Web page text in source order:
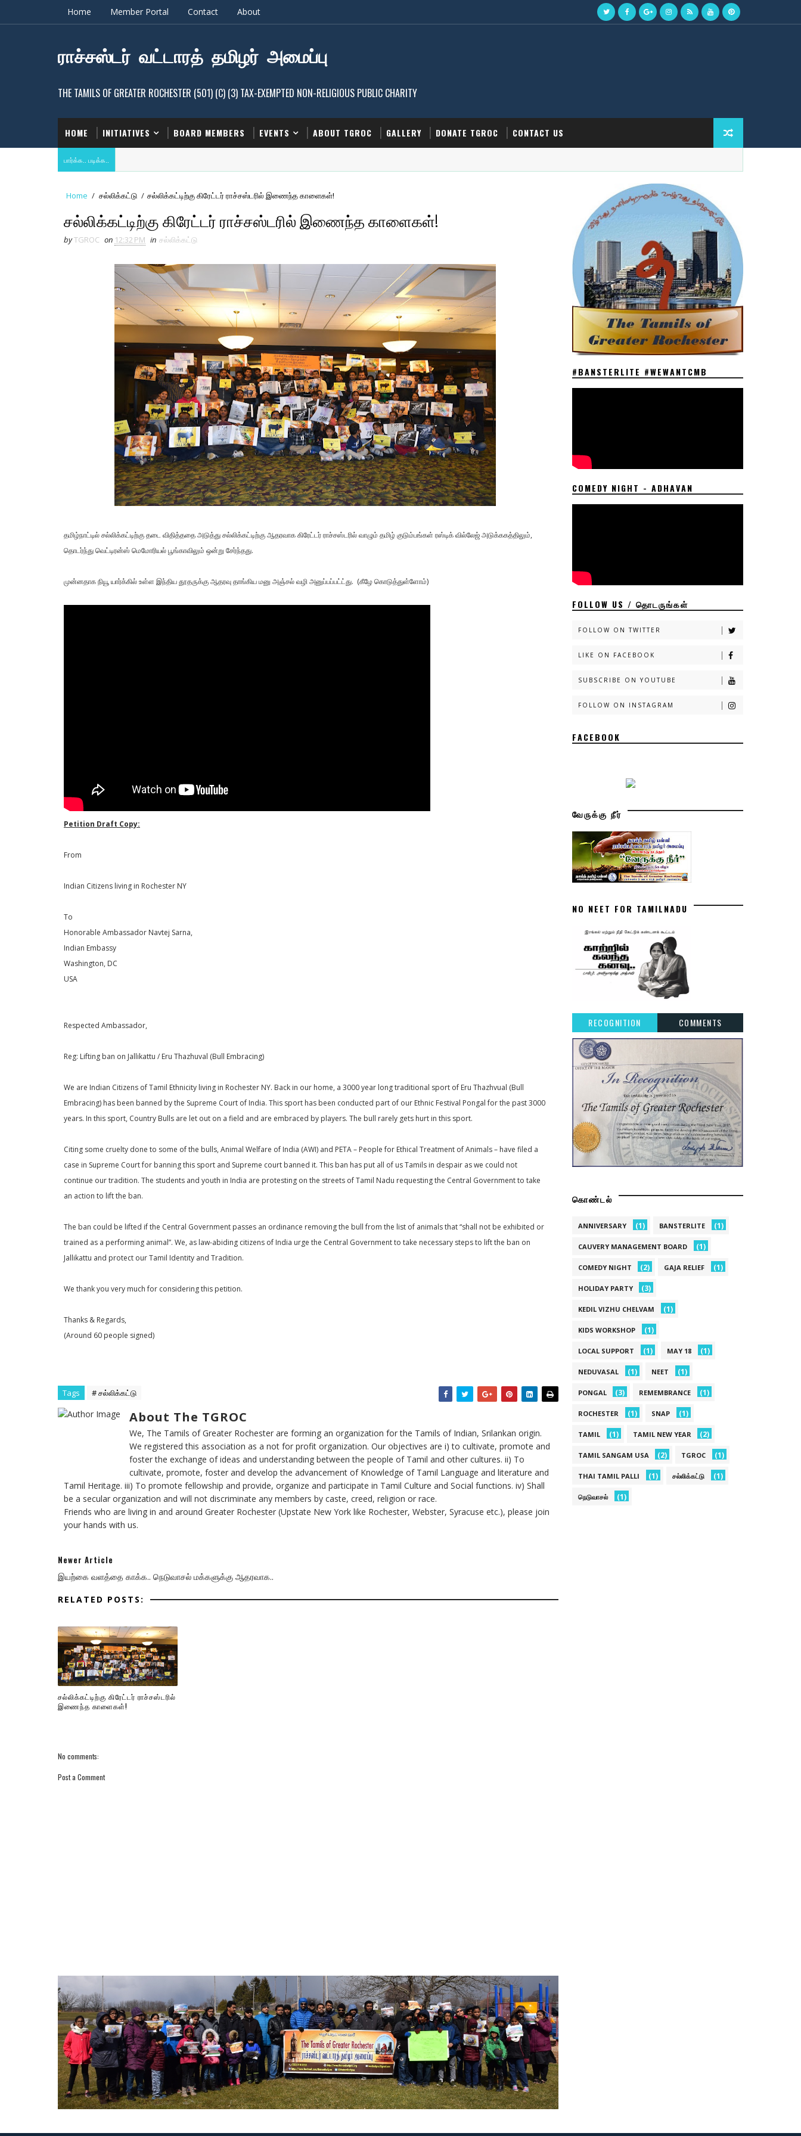
Home Member Portal Contact About
ராச்சஸ்டர் வட்டாரத் தமிழர் அமைப்பு
THE TAMILS OF GREATER ROCHESTER (501) (C) (3) TAX-EXEMPTED NON-RELIGIOUS PUBLIC CHARITY
HOME INITIATIVES BOARD MEMBERS EVENTS ABOUT TGROC GALLERY DONATE TGROC CONTACT US
பார்க்க.. படிக்க..
Home / சல்லிக்கட்டு / சல்லிக்கட்டிற்கு கிரேட்டர் ராச்சஸ்டரில் இணைந்த காளைகள்!
சல்லிக்கட்டிற்கு கிரேட்டர் ராச்சஸ்டரில் இணைந்த காளைகள்!
byTGROC on 12:32 PM in சல்லிக்கட்டு
தமிழ்நாட்டில் சல்லிக்கட்டிற்கு தடை விதித்ததை அடுத்து சல்லிக்கட்டிற்கு ஆதரவாக கிரேட்டர் ராச்சஸ்டரில் வாழும் தமிழ் குடும்பங்கள் ரஸ்டிக் வில்லேஜ் அடுக்ககத்திலும்,
தொடர்ந்து வெட்டிரன்ஸ் மெமோரியல் பூங்காவிலும் ஒன்று சேர்ந்தது.
முன்னதாக நியூ யார்க்கில் உள்ள இந்திய தூதருக்கு ஆதரவு தாங்கிய மனு அஞ்சல் வழி அனுப்பப்பட்ட்து. (கீழே கொடுத்துள்ளோம்)
Petition Draft Copy:
From
Indian Citizens living in Rochester NY
To
Honorable Ambassador Navtej Sarna,
Indian Embassy
Washington, DC
USA
Respected Ambassador,
Reg: Lifting ban on Jallikattu / Eru Thazhuval (Bull Embracing)
We are Indian Citizens of Tamil Ethnicity living in Rochester NY. Back in our home, a 3000 year long traditional sport of Eru Thazhvual (Bull
Embracing) has been banned by the Supreme Court of India. This sport has been conducted part of our Ethnic Festival Pongal for the past 3000
years. In this sport, Country Bulls are let out on a field and are embraced by players. The bull rarely gets hurt in this sport.
Citing some cruelty done to some of the bulls, Animal Welfare of India (AWI) and PETA – People for Ethical Treatment of Animals – have filed a
case in Supreme Court for banning this sport and Supreme court banned it. This ban has put all of us Tamils in despair as we could not
continue our tradition. The students and youth in India are protesting on the streets of Tamil Nadu requesting the Central Government to take
an action to lift the ban.
The ban could be lifted if the Central Government passes an ordinance removing the bull from the list of animals that “shall not be exhibited or
trained as a performing animal”. We, as law-abiding citizens of India urge the Central Government to take necessary steps to lift the ban on
Jallikattu and protect our Tamil Identity and Tradition.
We thank you very much for considering this petition.
Thanks & Regards,
(Around 60 people signed)
Tags # சல்லிக்கட்டு
About The TGROC
We, The Tamils of Greater Rochester are forming an organization for the Tamils of Indian, Srilankan origin.
We registered this association as a not for profit organization. Our objectives are i) to cultivate, promote and
foster the exchange of ideas and understanding between the people of Tamil and other cultures. ii) To
cultivate, promote, foster and develop the advancement of Knowledge of Tamil Language and literature and
Tamil Heritage. iii) To promote fellowship and provide, organize and participate in Tamil Culture and Social functions. iv) Shall
be a secular organization and will not discriminate any members by caste, creed, religion or race.
Friends who are living in and around Greater Rochester (Upstate New York like Rochester, Webster, Syracuse etc.), please join
your hands with us.
Newer Article
இயற்கை வளத்தை காக்க.. நெடுவாசல் மக்களுக்கு ஆதரவாக..
RELATED POSTS:
சல்லிக்கட்டிற்கு கிரேட்டர் ராச்சஸ்டரில்
இணைந்த காளைகள்!
No comments:
Post a Comment
#BANSTERLITE #WEWANTCMB
COMEDY NIGHT - ADHAVAN
FOLLOW US / தொடருங்கள்
FOLLOW ON TWITTER
LIKE ON FACEBOOK
SUBSCRIBE ON YOUTUBE
FOLLOW ON INSTAGRAM
FACEBOOK
வேருக்கு நீர்
NO NEET FOR TAMILNADU
RECOGNITION COMMENTS
கொண்டல்
ANNIVERSARY (1) BANSTERLITE (1)
CAUVERY MANAGEMENT BOARD (1)
COMEDY NIGHT (2) GAJA RELIEF (1)
HOLIDAY PARTY (3)
KEDIL VIZHU CHELVAM (1)
KIDS WORKSHOP (1)
LOCAL SUPPORT (1) MAY 18 (1)
NEDUVASAL (1) NEET (1)
PONGAL (3) REMEMBRANCE (1)
ROCHESTER (1) SNAP (1)
TAMIL (1) TAMIL NEW YEAR (2)
TAMIL SANGAM USA (2) TGROC (1)
THAI TAMIL PALLI (1) சல்லிக்கட்டு (1)
நெடுவாசல் (1)